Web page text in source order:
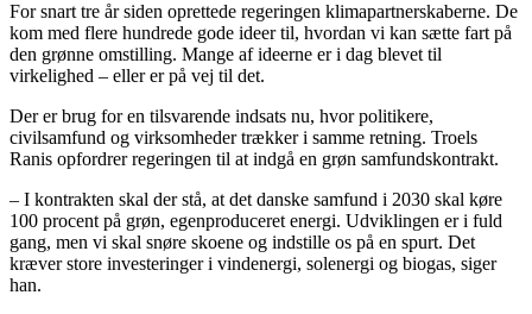
For snart tre år siden oprettede regeringen klimapartnerskaberne. De
kom med flere hundrede gode ideer til, hvordan vi kan sætte fart på
den grønne omstilling. Mange af ideerne er i dag blevet til
virkelighed – eller er på vej til det.
Der er brug for en tilsvarende indsats nu, hvor politikere,
civilsamfund og virksomheder trækker i samme retning. Troels
Ranis opfordrer regeringen til at indgå en grøn samfundskontrakt.
– I kontrakten skal der stå, at det danske samfund i 2030 skal køre
100 procent på grøn, egenproduceret energi. Udviklingen er i fuld
gang, men vi skal snøre skoene og indstille os på en spurt. Det
kræver store investeringer i vindenergi, solenergi og biogas, siger
han.